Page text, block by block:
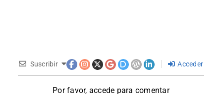
Suscribir Acceder
Por favor, accede para comentar